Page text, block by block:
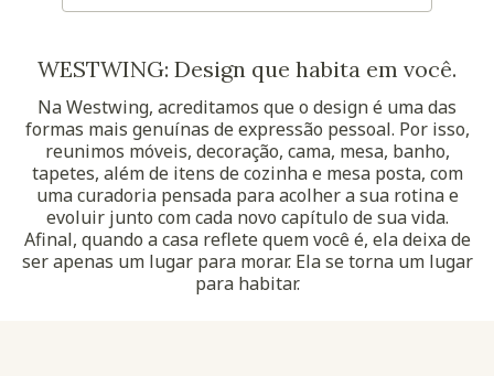
WESTWING: Design que habita em você.
Na Westwing, acreditamos que o design é uma das
formas mais genuínas de expressão pessoal. Por isso,
reunimos móveis, decoração, cama, mesa, banho,
tapetes, além de itens de cozinha e mesa posta, com
uma curadoria pensada para acolher a sua rotina e
evoluir junto com cada novo capítulo de sua vida.
Afinal, quando a casa reflete quem você é, ela deixa de
ser apenas um lugar para morar. Ela se torna um lugar
para habitar.